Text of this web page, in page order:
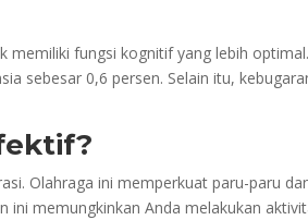
memiliki fungsi kognitif yang lebih
sebesar 0,6 persen. Selain itu,
Olahraga ini memperkuat paru-paru
ini memungkinkan Anda melakukan